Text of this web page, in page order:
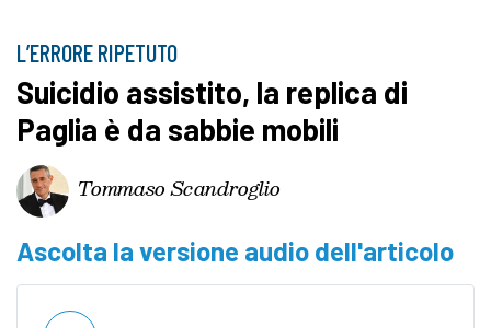
L’ERRORE RIPETUTO
Suicidio assistito, la replica di
Paglia è da sabbie mobili
Tommaso Scandroglio
Ascolta la versione audio dell'articolo